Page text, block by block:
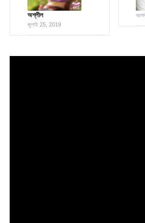
অশ্লীল
জুলাই 25, 2019